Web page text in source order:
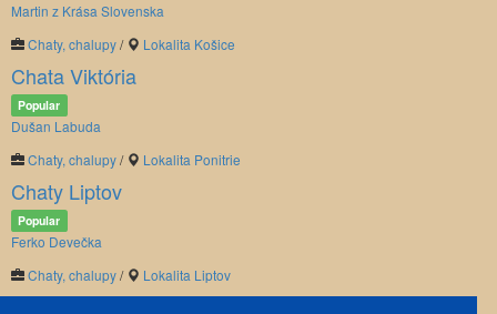
Martin z Krása Slovenska
Chaty, chalupy/ Lokalita Košice
Chata Viktória
Popular
Dušan Labuda
Chaty, chalupy/ Lokalita Ponitrie
Chaty Liptov
Popular
Ferko Devečka
Chaty, chalupy/ Lokalita Liptov